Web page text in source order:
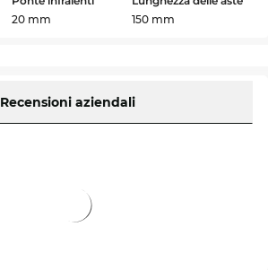
20 mm
150 mm
Recensioni aziendali